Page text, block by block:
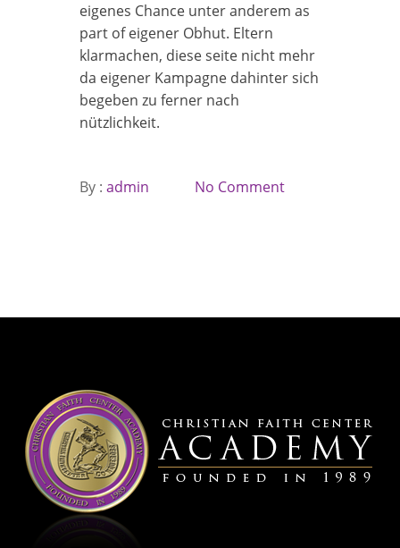
eigenes Chance unter anderem as
part of eigener Obhut. Eltern
klarmachen, diese seite nicht mehr
da eigener Kampagne dahinter sich
begeben zu ferner nach
nützlichkeit.
By : admin No Comment